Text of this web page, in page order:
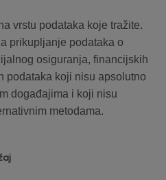
vrstu podataka koje tražite.
prikupljanje podataka o
osiguranja, financijskih
podataka koji nisu apsolutno
događajima i koji nisu
metodama.